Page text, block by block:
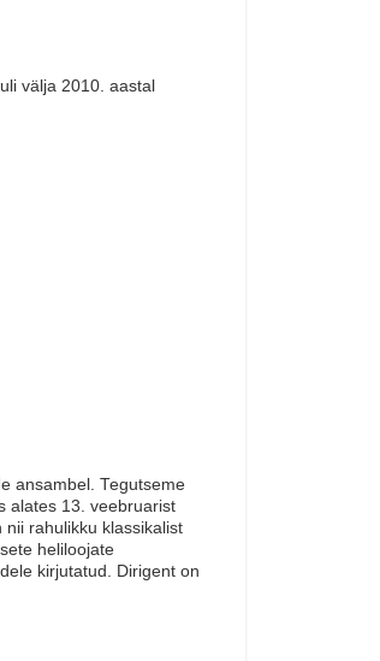
välja 2010. aastal
ansambel. Tegutseme
alates 13. veebruarist
rahulikku klassikalist
heliloojate
kirjutatud. Dirigent on